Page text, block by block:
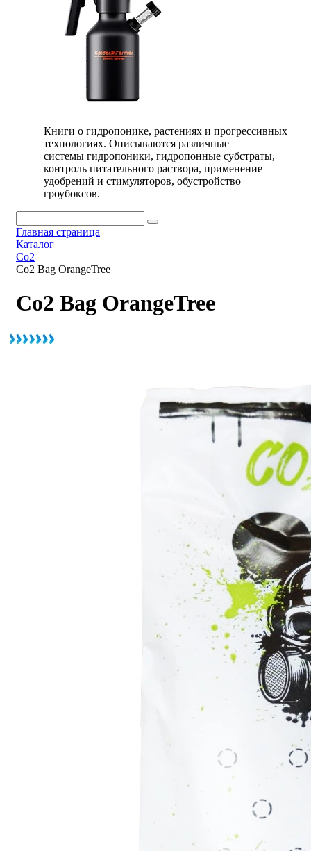
Книги о гидропонике, растениях и прогрессивных
технологиях. Описываются различные
системы гидропоники, гидропонные субстраты,
контроль питательного раствора, применение
удобрений и стимуляторов, обустройство
гроубоксов.
Главная страница
Каталог
Со2
Co2 Bag OrangeTree
Co2 Bag OrangeTree